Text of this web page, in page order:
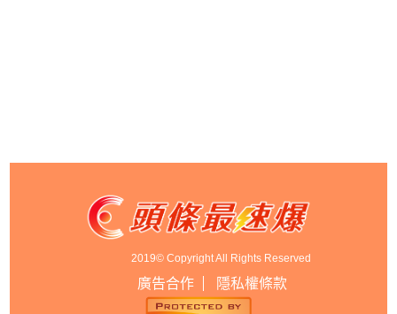
2019© Copyright All Rights Reserved
廣告合作 隱私權條款